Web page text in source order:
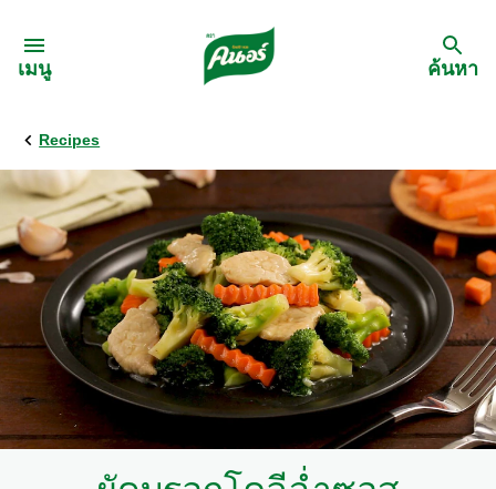
เมนู
กลับ
สูตรอาหาร
เมนูอาหารตามวัตถุดิบ
เมนูอาหารตามประเภทการทำ
เมนูสุขภาพ
เมนูอาหารประจำภาค
ค้นหา
Recipes